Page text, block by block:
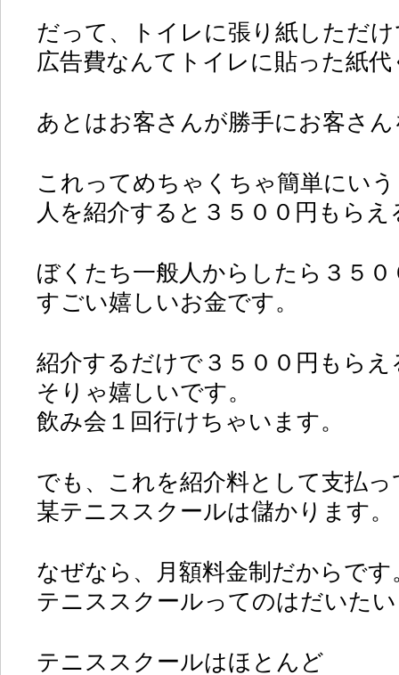
だって、トイレに張り紙しただ
広告費なんてトイレに貼った紙
あとはお客さんが勝手にお客さ
これってめちゃくちゃ簡単にい
人を紹介すると３５００円もら
ぼくたち一般人からしたら３５
すごい嬉しいお金です。
紹介するだけで３５００円もら
そりゃ嬉しいです。
飲み会１回行けちゃいます。
でも、これを紹介料として支払っ
某テニススクールは儲かります。
なぜなら、月額料金制だからです
テニススクールってのはだいた
テニススクールはほとんど